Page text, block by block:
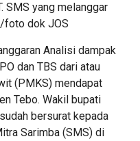
SMS yang melanggar
foto dok JOS
Analisi dampak
dan TBS dari atau
(PMKS) mendapat
Tebo. Wakil bupati
bersurat kepada
Sarimba (SMS) di